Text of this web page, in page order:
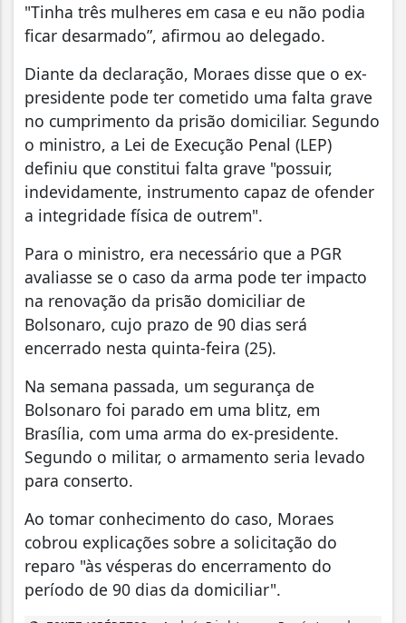
"Tinha três mulheres em casa e eu não podia
ficar desarmado”, afirmou ao delegado.
Diante da declaração, Moraes disse que o ex-
presidente pode ter cometido uma falta grave
no cumprimento da prisão domiciliar. Segundo
o ministro, a Lei de Execução Penal (LEP)
definiu que constitui falta grave "possuir,
indevidamente, instrumento capaz de ofender
a integridade física de outrem".
Para o ministro, era necessário que a PGR
avaliasse se o caso da arma pode ter impacto
na renovação da prisão domiciliar de
Bolsonaro, cujo prazo de 90 dias será
encerrado nesta quinta-feira (25).
Na semana passada, um segurança de
Bolsonaro foi parado em uma blitz, em
Brasília, com uma arma do ex-presidente.
Segundo o militar, o armamento seria levado
para conserto.
Ao tomar conhecimento do caso, Moraes
cobrou explicações sobre a solicitação do
reparo "às vésperas do encerramento do
período de 90 dias da domiciliar".